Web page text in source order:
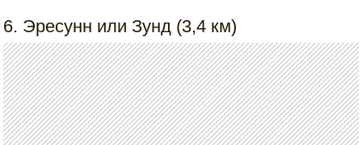
6. Эресунн или Зунд (3,4 км)